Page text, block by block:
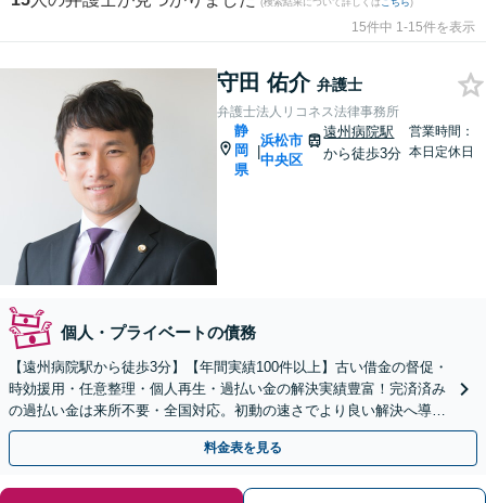
(検索結果について詳しくは こちら)
15件中 1-15件を表示
守田 佑介 弁護士
弁護士法人リコネス法律事務所
静
岡
県
|
浜松市
中央区
遠州病院駅
から徒歩3分
営業時間：
本日定休日
個人・プライベートの債務
【遠州病院駅から徒歩3分】【年間実績100件以上】古い借金の督促・
時効援用・任意整理・個人再生・過払い金の解決実績豊富！完済済み
の過払い金は来所不要・全国対応。初動の速さでより良い解決へ導き
ます。【初回相談無料】【お電話・オンライン相談可】
料金表を見る